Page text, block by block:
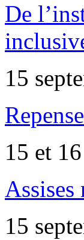
De
15
15 et
Assises
15